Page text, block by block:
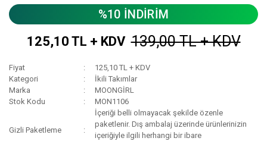
%10 İNDİRİM
125,10 TL + KDV 139,00 TL + KDV
Fiyat
125,10 TL + KDV
Kategori
İkili Takımlar
Marka
MOONGİRL
Stok Kodu
MON1106
Gizli Paketleme
İçeriği belli olmayacak şekilde özenle
paketlenir. Dış ambalaj üzerinde ürünlerinizin
içeriğiyle ilgili herhangi bir ibare